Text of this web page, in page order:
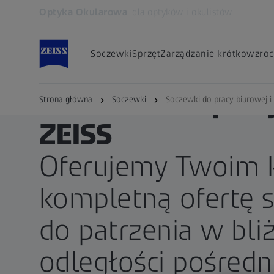
SoczewkiSprzętZarządzanie
Strona główna Soczewki Soczewki do pracy biurowej
Soczewki do
ZEISS
Oferujemy Twoim
kompletną ofertę
do patrzenia w
odległości